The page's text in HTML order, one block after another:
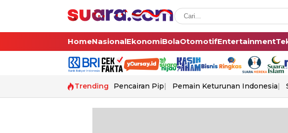
HomeNasionalEkonomiBolaOtomotifEntertainment
Trending Pencairan Pip Pemain Keturunan Indonesia